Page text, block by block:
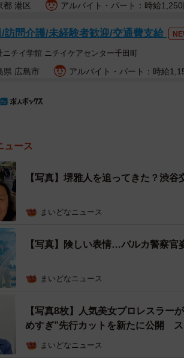
都 港区 アルバイト・パート：時給
訪問介護/未経験者歓迎/交通費支給
ニチイ学館 ニチイケアセンター千田町
県 広島市 アルバイト・パート：時給
ュース
【写真】堺雅人を追ってきた？渋
まいどなニュース
【写真】険しい表情…バルカ警察官
まいどなニュース
【写真8枚】人気美女プロレスラー
めすぎ”先行カットを新たに公開
まいどなニュース